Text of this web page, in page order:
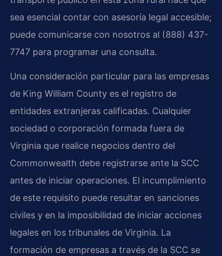
sea esencial contar con asesoría legal accesible;
puede comunicarse con nosotros al (888) 437-
7747 para programar una consulta.
Una consideración particular para las empresas
de King William County es el registro de
entidades extranjeras calificadas. Cualquier
sociedad o corporación formada fuera de
Virginia que realice negocios dentro del
Commonwealth debe registrarse ante la SCC
antes de iniciar operaciones. El incumplimiento
de este requisito puede resultar en sanciones
civiles y en la imposibilidad de iniciar acciones
legales en los tribunales de Virginia. La
formación de empresas a través de la SCC se